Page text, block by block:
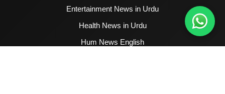
Entertainment News in Urdu
Health News in Urdu
Hum News English